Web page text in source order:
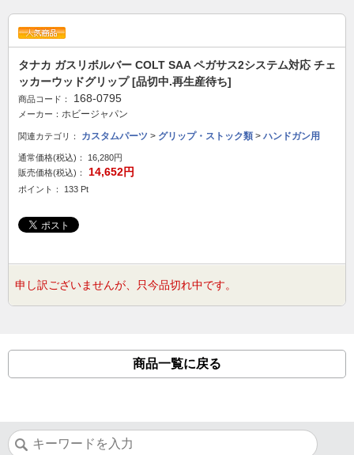
タナカ ガスリボルバー COLT SAA ペガサス2システム対応 チェ
ッカーウッドグリップ [品切中.再生産待ち]
商品コード： 168-0795
メーカー： ホビージャパン
関連カテゴリ： カスタムパーツ > グリップ・ストック類 > ハンドガン用
通常価格(税込)：
16,280円
販売価格(税込)：
14,652円
ポイント： 133 Pt
申し訳ございませんが、只今品切れ中です。
商品一覧に戻る